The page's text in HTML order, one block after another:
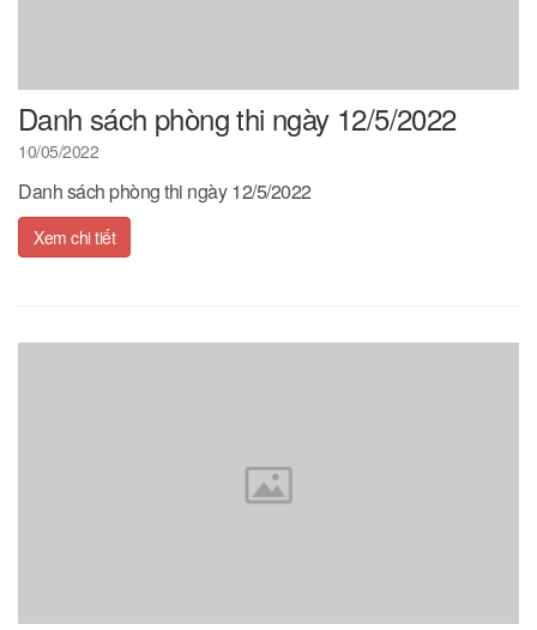
Danh sách phòng thi ngày 12/5/2022
10/05/2022
Danh sách phòng thi ngày 12/5/2022
Xem chi tiết